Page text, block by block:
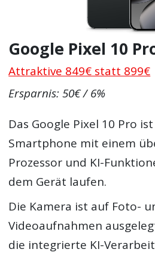
Google Pixel 10
Attraktive 849€ statt 899€
Ersparnis: 50€ / 6%
Das Google Pixel 10 Pro
Smartphone mit einem
Prozessor und KI-
dem Gerät laufen.
Die Kamera ist auf Foto-
Videoaufnahmen
die integrierte KI-